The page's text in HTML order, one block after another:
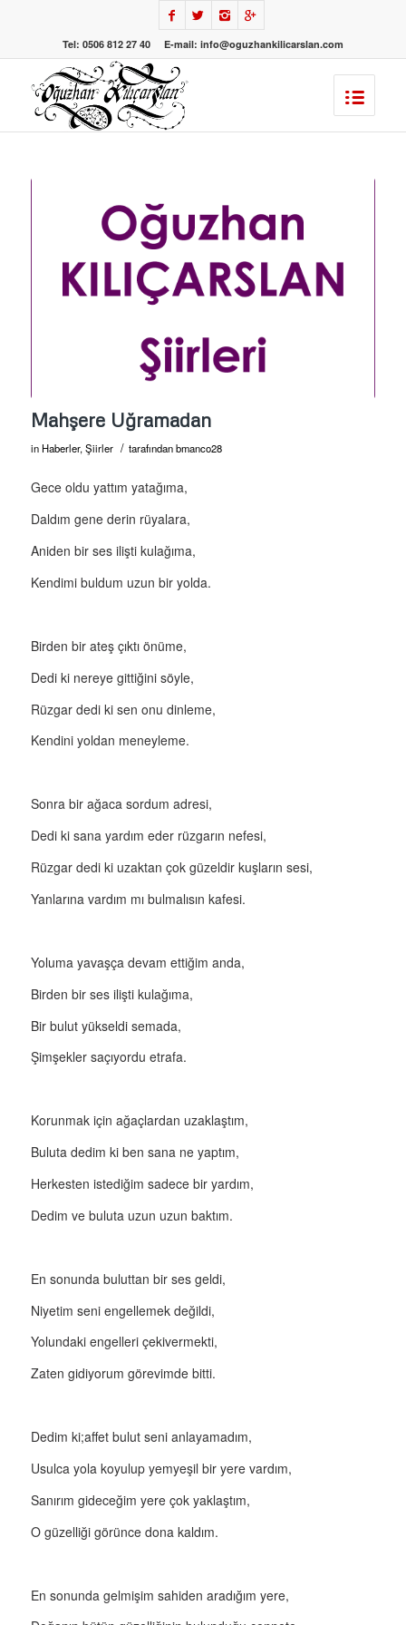
Tel: 0506 812 27 40 E-mail: info@oguzhankilicarslan.com
Mahşere Uğramadan
in Haberler,Şiirler / tarafındanbmanco28
Gece oldu yattım yatağıma,
Daldım gene derin rüyalara,
Aniden bir ses ilişti kulağıma,
Kendimi buldum uzun bir yolda.
Birden bir ateş çıktı önüme,
Dedi ki nereye gittiğini söyle,
Rüzgar dedi ki sen onu dinleme,
Kendini yoldan meneyleme.
Sonra bir ağaca sordum adresi,
Dedi ki sana yardım eder rüzgarın nefesi,
Rüzgar dedi ki uzaktan çok güzeldir kuşların sesi,
Yanlarına vardım mı bulmalısın kafesi.
Yoluma yavaşça devam ettiğim anda,
Birden bir ses ilişti kulağıma,
Bir bulut yükseldi semada,
Şimşekler saçıyordu etrafa.
Korunmak için ağaçlardan uzaklaştım,
Buluta dedim ki ben sana ne yaptım,
Herkesten istediğim sadece bir yardım,
Dedim ve buluta uzun uzun baktım.
En sonunda buluttan bir ses geldi,
Niyetim seni engellemek değildi,
Yolundaki engelleri çekivermekti,
Zaten gidiyorum görevimde bitti.
Dedim ki;affet bulut seni anlayamadım,
Usulca yola koyulup yemyeşil bir yere vardım,
Sanırım gideceğim yere çok yaklaştım,
O güzelliği görünce dona kaldım.
En sonunda gelmişim sahiden aradığım yere,